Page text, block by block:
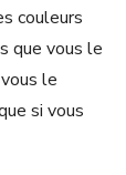
couleurs
que vous le
le
si vous